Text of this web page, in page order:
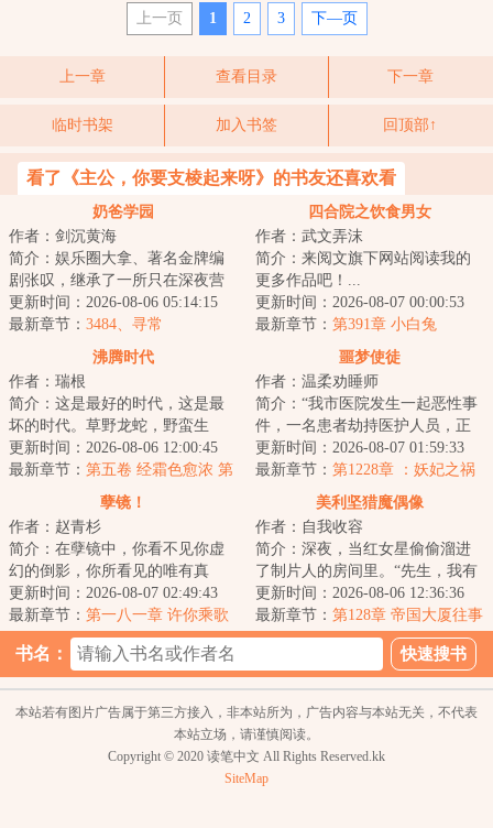
上一页 1 2 3 下—页
上一章 查看目录 下一章
临时书架 加入书签 回顶部↑
看了《主公，你要支棱起来呀》的书友还喜欢看
奶爸学园
作者：剑沉黄海
简介：娱乐圈大拿、著名金牌编
剧张叹，继承了一所只在深夜营
业的幼儿园，想关关不了，因为
小朋友实在太可...
更新时间：2026-08-06 05:14:15
最新章节： 3484、寻常
四合院之饮食男女
作者：武文弄沫
简介：来阅文旗下网站阅读我的
更多作品吧！...
更新时间：2026-08-07 00:00:53
最新章节： 第391章 小白兔
沸腾时代
作者：瑞根
简介：这是最好的时代，这是最
坏的时代。草野龙蛇，野蛮生
长，野心和欲望交织在一起，总
能铸就翻天覆地的...
更新时间：2026-08-06 12:00:45
最新章节： 第五卷 经霜色愈浓 第
七节 易求无价宝（二合一求
噩梦使徒
作者：温柔劝睡师
简介：“我市医院发生一起恶性事
件，一名患者劫持医护人员，正
在与警方对峙......”杨逍关闭电视
机，下一...
更新时间：2026-08-07 01:59:33
最新章节： 第1228章 ：妖妃之祸
孽镜！
作者：赵青杉
简介：在孽镜中，你看不见你虚
幻的倒影，你所看见的唯有真
实。...
更新时间：2026-08-07 02:49:43
最新章节： 第一八一章 许你乘歌
美利坚猎魔偶像
作者：自我收容
简介：深夜，当红女星偷偷溜进
了制片人的房间里。“先生，我有
理由怀疑维克多先生除了好莱坞
巨星的以外，...
更新时间：2026-08-06 12:36:36
最新章节： 第128章 帝国大厦往事
（求追读~）
书名：
本站若有图片广告属于第三方接入，非本站所为，广告内容与本站无关，不代表
本站立场，请谨慎阅读。
Copyright © 2020 读笔中文 All Rights Reserved.kk
SiteMap